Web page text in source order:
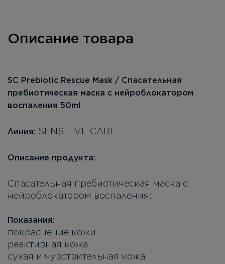
Описание товара
SC Prebiotic Rescue Mask / Спасательная
пребиотическая маска с нейроблокатором
воспаления 50ml
Линия: SENSITIVE CARE
Описание продукта:
Спасательная пребиотическая маска с
нейроблокатором воспаления:
Показания:
покраснение кожи
реактивная кожа
сухая и чувствительная кожа